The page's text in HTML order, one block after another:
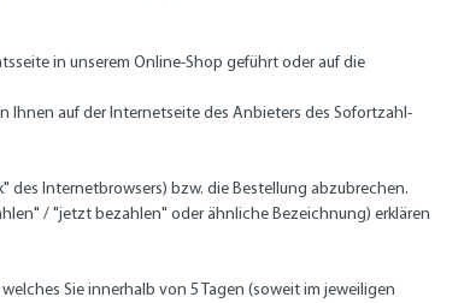
in unserem Online-Shop geführt oder auf die
Ihnen auf der Internetseite des Anbieters des Sofortzahl-
des Internetbrowsers) bzw. die Bestellung abzubrechen.
/ "jetzt bezahlen" oder ähnliche Bezeichnung) erklären
Sie innerhalb von 5 Tagen (soweit im jeweiligen